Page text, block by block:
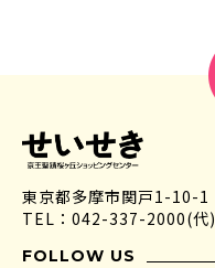
東京都多摩市関戸1-10-1
TEL：042-337-2000(代)
FOLLOW US